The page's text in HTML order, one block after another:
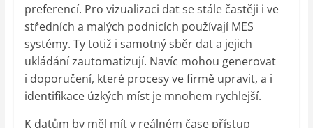
preferencí. Pro vizualizaci dat se stále častěji i ve
středních a malých podnicích používají MES
systémy. Ty totiž i samotný sběr dat a jejich
ukládání zautomatizují. Navíc mohou generovat
i doporučení, které procesy ve firmě upravit, a i
identifikace úzkých míst je mnohem rychlejší.
K datům by měl mít v reálném čase přístup